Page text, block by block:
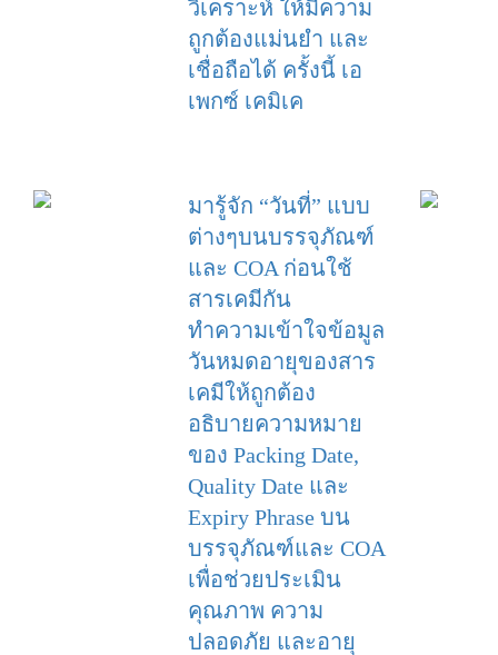
วิเคราะห์ ให้มีความ
ถูกต้องแม่นยำ และ
เชื่อถือได้ ครั้งนี้ เอ
เพกซ์ เคมิเค
มารู้จัก “วันที่” แบบ
ต่างๆบนบรรจุภัณฑ์
และ COA ก่อนใช้
สารเคมีกัน
ทำความเข้าใจข้อมูล
วันหมดอายุของสาร
เคมีให้ถูกต้อง
อธิบายความหมาย
ของ Packing Date,
Quality Date และ
Expiry Phrase บน
บรรจุภัณฑ์และ COA
เพื่อช่วยประเมิน
คุณภาพ ความ
ปลอดภัย และอายุ